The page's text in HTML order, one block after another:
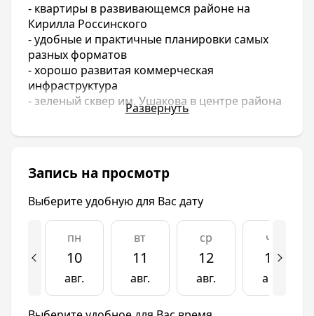
- квартиры в развивающемся районе на
Кирилла Россинского
- удобные и практичные планировки самых
разных форматов
- хорошо развитая коммерческая
инфраструктура
- зеленый сквер им. Ушакова в центре района
подъезда, первые этажи предназначены для
коммерческого использования. Первым
сдается второй литер.
ЖК «Символ» расположен в районе улиц
Командорской и Кирилла Россинского в
центре комплексной застройки.
Так же Инсити строитЖК Любимово.
Развернуть
Запись на просмотр
Выберите удобную для Вас дату
пн
10
авг.
вт
11
авг.
ср
12
авг.
чт
13
авг.